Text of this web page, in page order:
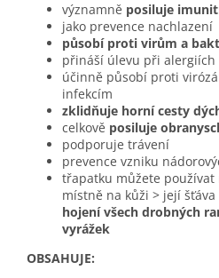
významně posiluje
jako prevence nachlazení
působí proti virům a
přináší úlevu při alergiích
účinně působí proti
infekcím
zklidňuje horní cesty
celkově posiluje
podporuje trávení
prevence vzniku
třapatku můžete
místně na kůži > její šťáva
hojení všech drobných
vyrážek
OBSAHUJE: